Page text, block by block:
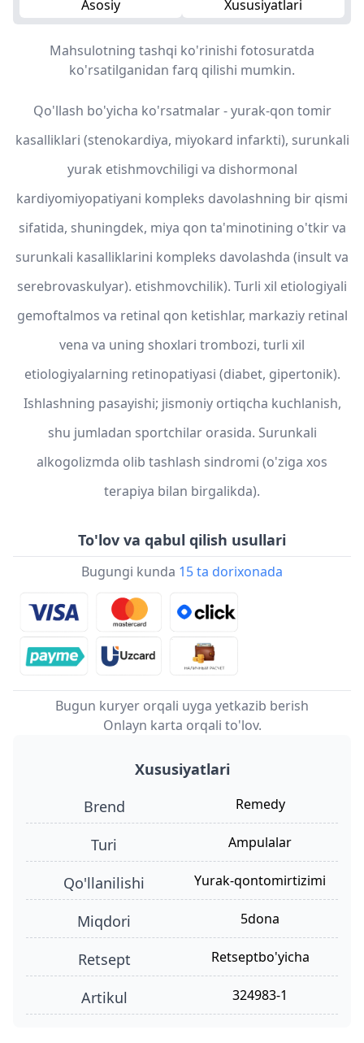
Asosiy Xususiyatlari
Mahsulotning tashqi ko'rinishi fotosuratda
ko'rsatilganidan farq qilishi mumkin.
Qo'llash bo'yicha ko'rsatmalar - yurak-qon tomir
kasalliklari (stenokardiya, miyokard infarkti), surunkali
yurak etishmovchiligi va dishormonal
kardiyomiyopatiyani kompleks davolashning bir qismi
sifatida, shuningdek, miya qon ta'minotining o'tkir va
surunkali kasalliklarini kompleks davolashda (insult va
serebrovaskulyar). etishmovchilik). Turli xil etiologiyali
gemoftalmos va retinal qon ketishlar, markaziy retinal
vena va uning shoxlari trombozi, turli xil
etiologiyalarning retinopatiyasi (diabet, gipertonik).
Ishlashning pasayishi; jismoniy ortiqcha kuchlanish,
shu jumladan sportchilar orasida. Surunkali
alkogolizmda olib tashlash sindromi (o'ziga xos
terapiya bilan birgalikda).
To'lov va qabul qilish usullari
Bugungi kunda 15 ta dorixonada
Bugun kuryer orqali uyga yetkazib berish
Onlayn karta orqali to'lov.
Xususiyatlari
Brend
Remedy
turi ampulalar
qo'llanilishi yurak-qontomirtizimi
miqdori 5dona
retsept retseptbo'yicha
Artikul 324983-1